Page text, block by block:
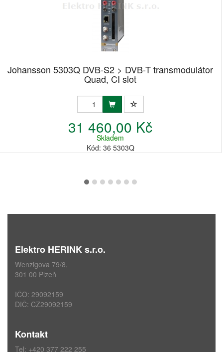
Johansson 5303Q DVB-S2 > DVB-T transmodulátor
Quad, CI slot
31 460,00 Kč
Skladem
Kód: 36 5303Q
Elektro HERINK s.r.o.
Wenzigova 79/8,
301 00 Plzeň
IČO: 29092159
DIČ: CZ29092159
Kontakt
Tel: +420 377 222 255